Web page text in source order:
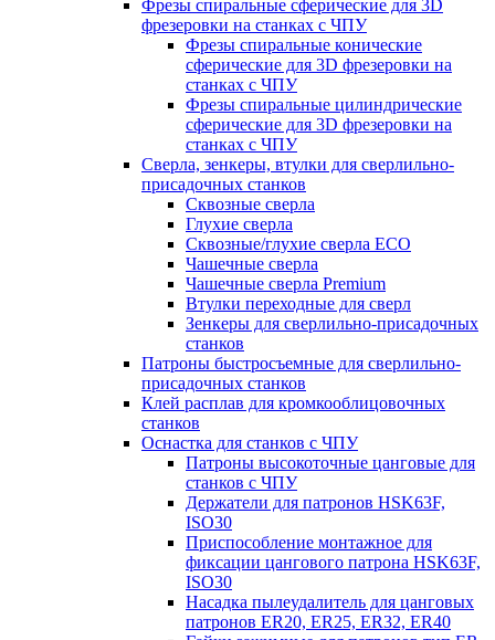
Фрезы спиральные сферические для 3D
фрезеровки на станках с ЧПУ
Фрезы спиральные конические
сферические для 3D фрезеровки на
станках с ЧПУ
Фрезы спиральные цилиндрические
сферические для 3D фрезеровки на
станках с ЧПУ
Сверла, зенкеры, втулки для сверлильно-
присадочных станков
Сквозные сверла
Глухие сверла
Сквозные/глухие сверла ECO
Чашечные сверла
Чашечные сверла Premium
Втулки переходные для сверл
Зенкеры для сверлильно-присадочных
станков
Патроны быстросъемные для сверлильно-
присадочных станков
Клей расплав для кромкооблицовочных
станков
Оснастка для станков с ЧПУ
Патроны высокоточные цанговые для
станков с ЧПУ
Держатели для патронов HSK63F,
ISO30
Приспособление монтажное для
фиксации цангового патрона HSK63F,
ISO30
Насадка пылеудалитель для цанговых
патронов ER20, ER25, ER32, ER40